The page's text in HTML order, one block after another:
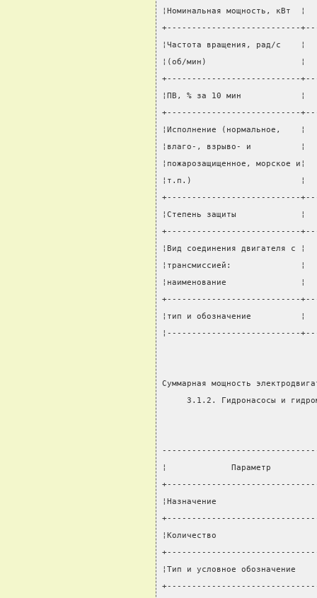
¦Номинальная мощность,
+---------------------------
¦Частота вращения,
¦(об/мин)
+---------------------------
¦ПВ, % за 10 мин
+---------------------------
¦Исполнение
¦влаго-, взрыво- и
¦пожарозащищенное,
¦т.п.)                      ¦
+---------------------------
¦Степень защиты
+---------------------------
¦Вид соединения
¦трансмиссией:
¦наименование
+---------------------------
¦тип и обозначение
¦---------------------------
Суммарная мощность
3.1.2. Гидронасосы и
¦             Параметр
¦Назначение
¦Количество
¦Тип и условное